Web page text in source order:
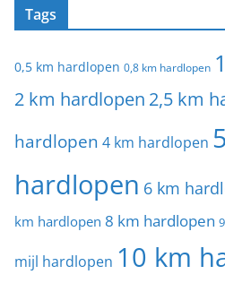
Tags
0,5 km hardlopen 0,8 km hardlopen
2 km hardlopen 2,5 km
hardlopen 4 km hardlopen
hardlopen 6 km
km hardlopen 8 km hardlopen
mijl hardlopen 10 km